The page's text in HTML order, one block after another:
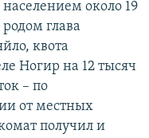
около 19
глава
квота
Ногир на 12 тысяч
– по
от местных
получил и